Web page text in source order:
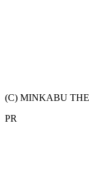
(C) MINKABU
PR